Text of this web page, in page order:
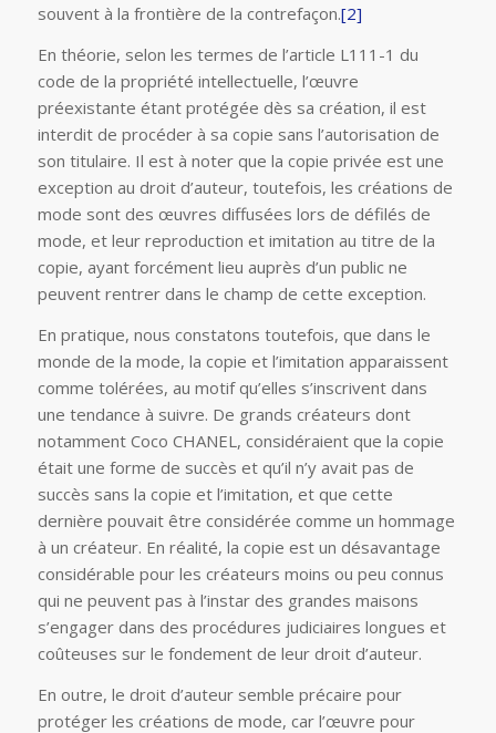
souvent à la frontière de la contrefaçon.[2]
En théorie, selon les termes de l’article L111-1 du
code de la propriété intellectuelle, l’œuvre
préexistante étant protégée dès sa création, il est
interdit de procéder à sa copie sans l’autorisation de
son titulaire. Il est à noter que la copie privée est une
exception au droit d’auteur, toutefois, les créations de
mode sont des œuvres diffusées lors de défilés de
mode, et leur reproduction et imitation au titre de la
copie, ayant forcément lieu auprès d’un public ne
peuvent rentrer dans le champ de cette exception.
En pratique, nous constatons toutefois, que dans le
monde de la mode, la copie et l’imitation apparaissent
comme tolérées, au motif qu’elles s’inscrivent dans
une tendance à suivre. De grands créateurs dont
notamment Coco CHANEL, considéraient que la copie
était une forme de succès et qu’il n’y avait pas de
succès sans la copie et l’imitation, et que cette
dernière pouvait être considérée comme un hommage
à un créateur. En réalité, la copie est un désavantage
considérable pour les créateurs moins ou peu connus
qui ne peuvent pas à l’instar des grandes maisons
s’engager dans des procédures judiciaires longues et
coûteuses sur le fondement de leur droit d’auteur.
En outre, le droit d’auteur semble précaire pour
protéger les créations de mode, car l’œuvre pour